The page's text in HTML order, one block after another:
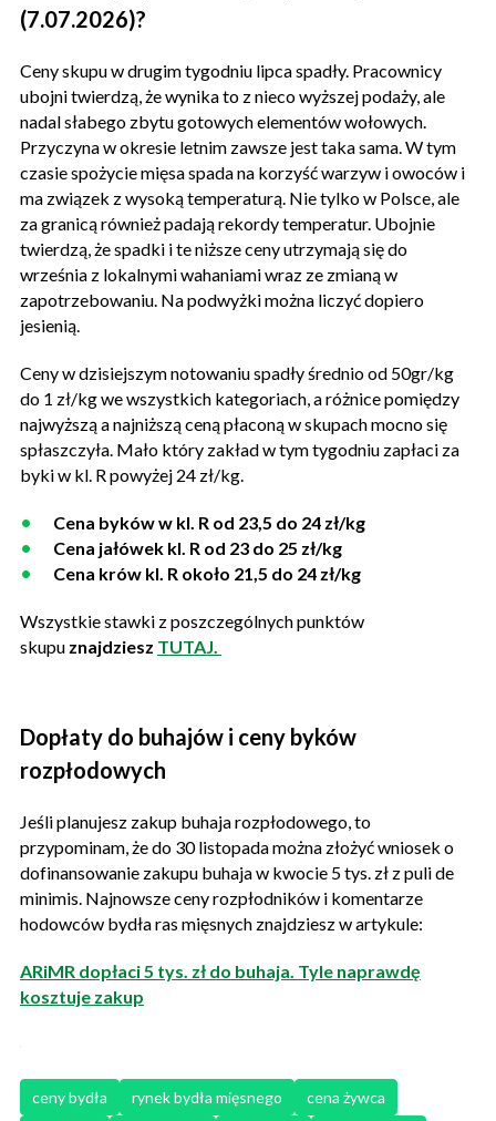
(7.07.2026)?
Ceny skupu w drugim tygodniu lipca spadły. Pracownicy
ubojni twierdzą, że wynika to z nieco wyższej podaży, ale
nadal słabego zbytu gotowych elementów wołowych.
Przyczyna w okresie letnim zawsze jest taka sama. W tym
czasie spożycie mięsa spada na korzyść warzyw i owoców i
ma związek z wysoką temperaturą. Nie tylko w Polsce, ale
za granicą również padają rekordy temperatur. Ubojnie
twierdzą, że spadki i te niższe ceny utrzymają się do
września z lokalnymi wahaniami wraz ze zmianą w
zapotrzebowaniu. Na podwyżki można liczyć dopiero
jesienią.
Ceny w dzisiejszym notowaniu spadły średnio od 50gr/kg
do 1 zł/kg we wszystkich kategoriach, a różnice pomiędzy
najwyższą a najniższą ceną płaconą w skupach mocno się
spłaszczyła. Mało który zakład w tym tygodniu zapłaci za
byki w kl. R powyżej 24 zł/kg.
Cena byków w kl. R od 23,5 do 24 zł/kg
Cena jałówek kl. R od 23 do 25 zł/kg
​Cena krów kl. R około 21,5 do 24 zł/kg
Wszystkie stawki z poszczególnych punktów
skupu znajdziesz TUTAJ.
Dopłaty do buhajów i ceny byków
rozpłodowych
Jeśli planujesz zakup buhaja rozpłodowego, to
przypominam, że do 30 listopada można złożyć wniosek o
dofinansowanie zakupu buhaja w kwocie 5 tys. zł z puli de
minimis. Najnowsze ceny rozpłodników i komentarze
hodowców bydła ras mięsnych znajdziesz w artykule:
ARiMR dopłaci 5 tys. zł do buhaja. Tyle naprawdę
kosztuje zakup
ceny bydła rynek bydła mięsnego
cena żywca